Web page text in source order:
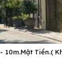
10m.Mặt Tiền.(